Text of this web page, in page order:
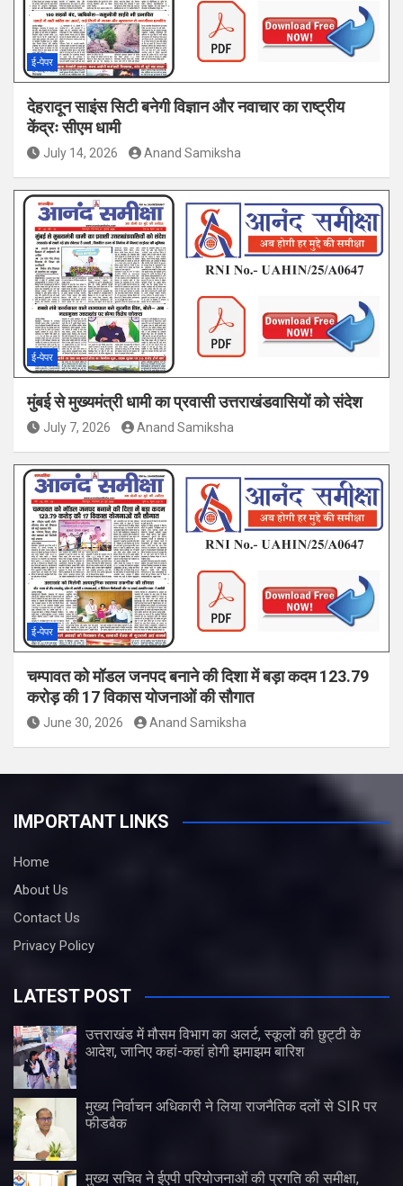
ई-पेपर
देहरादून साइंस सिटी बनेगी विज्ञान और नवाचार का राष्ट्रीय
केंद्रः सीएम धामी
July 14, 2026 Anand Samiksha
ई-पेपर
मुंबई से मुख्यमंत्री धामी का प्रवासी उत्तराखंडवासियों को संदेश
July 7, 2026 Anand Samiksha
ई-पेपर
चम्पावत को मॉडल जनपद बनाने की दिशा में बड़ा कदम 123.79
करोड़ की 17 विकास योजनाओं की सौगात
June 30, 2026 Anand Samiksha
IMPORTANT LINKS
Home
About Us
Contact Us
Privacy Policy
LATEST POST
उत्तराखंड में मौसम विभाग का अलर्ट, स्कूलों की छुट्टी के
आदेश, जानिए कहां-कहां होगी झमाझम बारिश
मुख्य निर्वाचन अधिकारी ने लिया राजनैतिक दलों से SIR पर
फीडबैक
मुख्य सचिव ने ईएपी परियोजनाओं की प्रगति की समीक्षा,